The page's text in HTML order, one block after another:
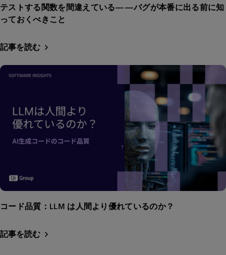
テストする関数を間違えている——バグが本番に出る前に知
っておくべきこと
記事を読む
コード品質：LLM は人間より優れているのか？
記事を読む